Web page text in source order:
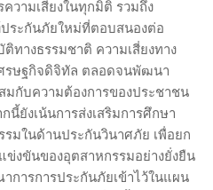
วามเสี่ยงในทุกมิติ รวมถึง
ะกันภัยใหม่ที่ตอบสนองต่อ
ทางธรรมชาติ ความเสี่ยงทาง
รษฐกิจดิจิทัล ตลอดจนพัฒนา
กับความต้องการของประชาชน
ยังเน้นการส่งเสริมการศึกษา
มในด้านประกันวินาศภัย เพื่อยก
ข่งขันของอุตสาหกรรมอย่างยั่งยืน
การการประกันภัยเข้าไว้ในแผน